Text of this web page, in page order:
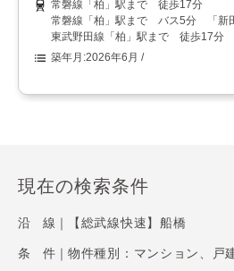
常磐線「柏」駅まで 徒歩17分
常磐線「柏」駅まで バス5分 「新
東武野田線「柏」駅まで 徒歩17分
2026年6月
現在の検索条件
沿 線｜ 【総武線快速】船橋
条 件｜ 物件種別：マンション、戸